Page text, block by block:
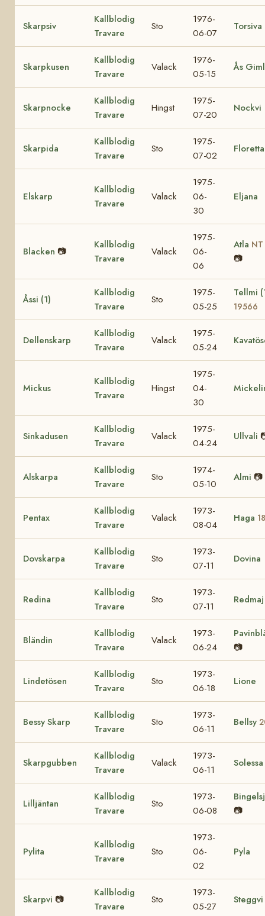
Skarpsiv
Kallblodig
Travare
Sto
1976-
06-07
Torsiva
Skarpkusen
Kallblodig
Travare
Valack
1976-
05-15
Ås
Skarpnocke
Kallblodig
Travare
Hingst
1975-
07-20
Nockvi
Skarpida
Kallblodig
Travare
Sto
1975-
07-02
Floretta
Elskarp
Kallblodig
Travare
Valack
1975-
06-
30
Eljana
Blacken 📷
Kallblodig
Travare
Valack
1975-
06-
06
Atla
📷
Åssi (1)
Kallblodig
Travare
Sto
1975-
05-25
Tellmi
19566
Dellenskarp
Kallblodig
Travare
Valack
1975-
05-24
Mickus
Kallblodig
Travare
Hingst
1975-
04-
30
Sinkadusen
Kallblodig
Travare
Valack
1975-
04-24
Ullvali
Alskarpa
Kallblodig
Travare
Sto
1974-
05-10
Almi 📷
Pentax
Kallblodig
Travare
Valack
1973-
08-04
Haga
Dovskarpa
Kallblodig
Travare
Sto
1973-
07-11
Dovina
Redina
Kallblodig
Travare
Sto
1973-
07-11
Redmaj
Bländin
Kallblodig
Travare
Valack
1973-
06-24
📷
Lindetösen
Kallblodig
Travare
Sto
1973-
06-18
Lione
Bessy Skarp
Kallblodig
Travare
Sto
1973-
06-11
Bellsy
Skarpgubben
Kallblodig
Travare
Valack
1973-
06-11
Solessa
Lilljäntan
Kallblodig
Travare
Sto
1973-
06-08
📷
Pylita
Kallblodig
Travare
Sto
1973-
06-
02
Pyla
Skarpvi 📷
Kallblodig
Travare
Sto
1973-
05-27
Steggvi